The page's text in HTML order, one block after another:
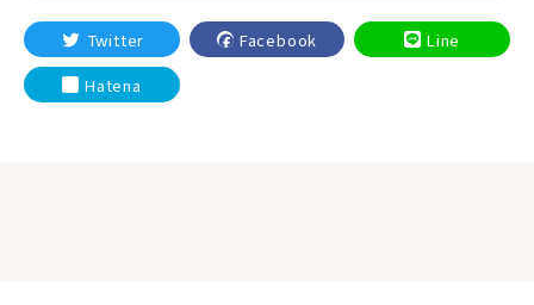
Twitter Facebook
Line
Hatena